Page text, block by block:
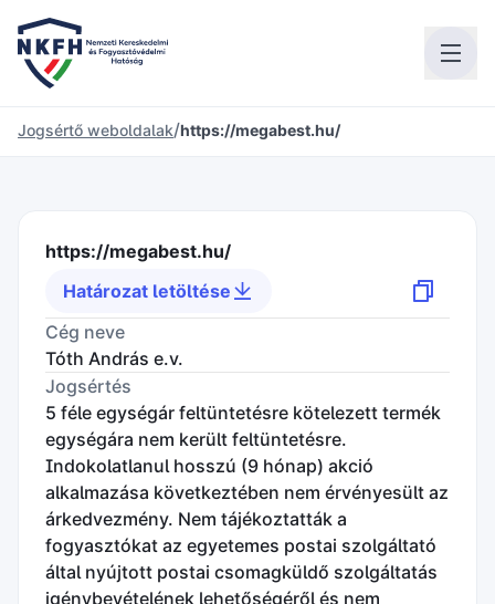
Jogsértő weboldalak/https://megabest.hu/
https://megabest.hu/
Határozat letöltése
Cég neve
Tóth András e.v.
Jogsértés
5 féle egységár feltüntetésre kötelezett termék
egységára nem került feltüntetésre.
Indokolatlanul hosszú (9 hónap) akció
alkalmazása következtében nem érvényesült az
árkedvezmény. Nem tájékoztatták a
fogyasztókat az egyetemes postai szolgáltató
által nyújtott postai csomagküldő szolgáltatás
igénybevételének lehetőségéről és nem